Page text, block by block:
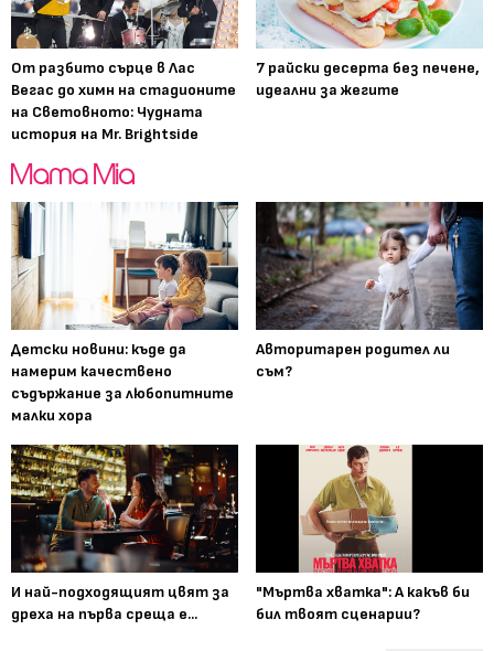
От разбито сърце в Лас
Вегас до химн на стадионите
на Световното: Чудната
история на Mr. Brightside
7 райски десерта без печене,
идеални за жегите
Детски новини: къде да
намерим качествено
съдържание за любопитните
малки хора
Авторитарен родител ли
съм?
И най-подходящият цвят за
дреха на първа среща е...
"Мъртва хватка": А какъв би
бил твоят сценарии?